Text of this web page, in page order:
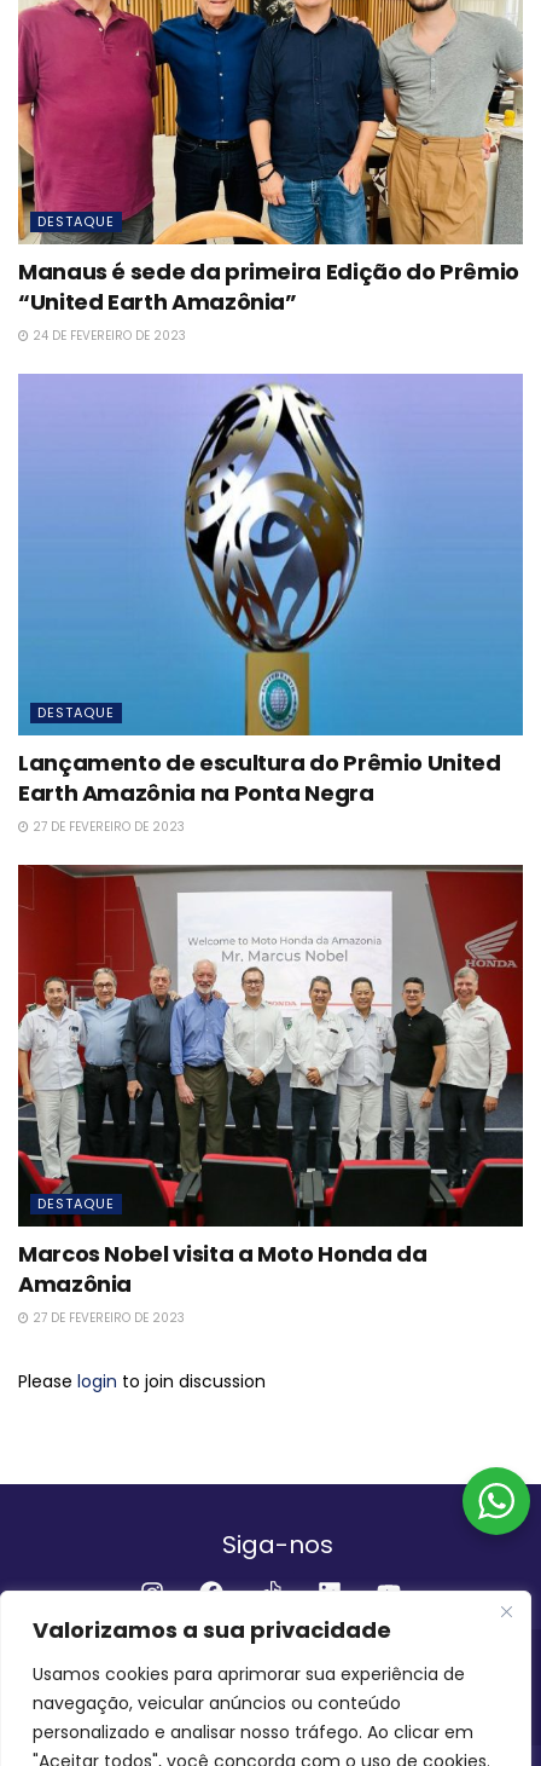
Valorizamos a sua privacidade
Usamos cookies para aprimorar sua experiência de
navegação, veicular anúncios ou conteúdo
personalizado e analisar nosso tráfego. Ao clicar em
"Aceitar todos", você concorda com o uso de cookies.
DESTAQUE
Manaus é sede da primeira Edição do Prêmio
“United Earth Amazônia”
24 DE FEVEREIRO DE 2023
DESTAQUE
Lançamento de escultura do Prêmio United
Earth Amazônia na Ponta Negra
27 DE FEVEREIRO DE 2023
DESTAQUE
Marcos Nobel visita a Moto Honda da
Amazônia
27 DE FEVEREIRO DE 2023
Please login to join discussion
Siga-nos
Institucional
QUEM SOMOS FALE CONOSCO